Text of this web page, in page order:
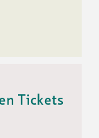
Tickets